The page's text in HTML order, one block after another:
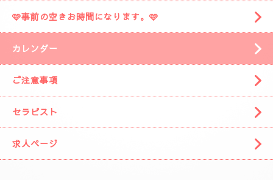
🩷事前の空きお時間になります。🩷
カレンダー
ご注意事項
セラピスト
求人ページ